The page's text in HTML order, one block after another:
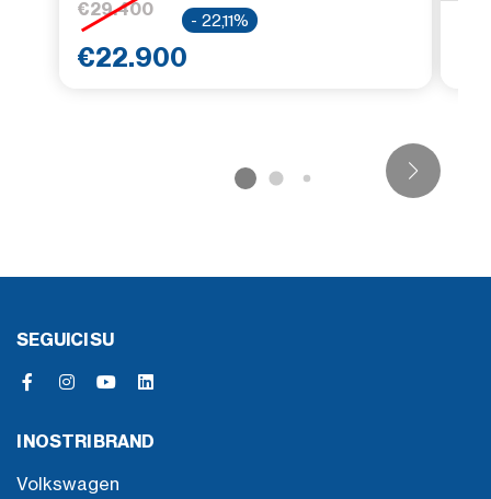
€29.400 - 22,11%
€22.900
SEGUICI SU
I NOSTRI BRAND
Volkswagen